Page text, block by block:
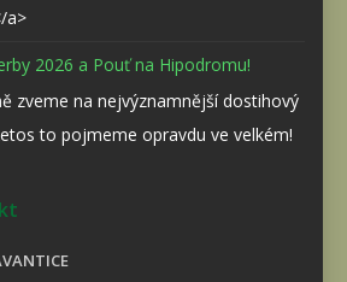
a>
2026 a Pouť na Hipodromu!
zveme na nejvýznamnější dostihový
to pojmeme opravdu ve velkém!